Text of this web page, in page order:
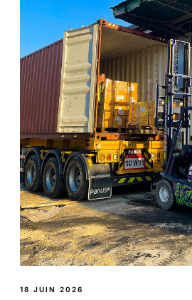
18 JUIN 2026